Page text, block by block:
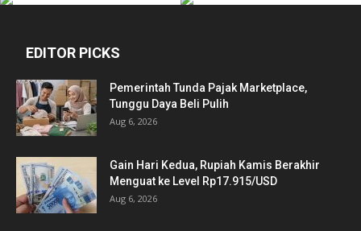
EDITOR PICKS
Pemerintah Tunda Pajak Marketplace,
Tunggu Daya Beli Pulih
Aug 6, 2026
Gain Hari Kedua, Rupiah Kamis Berakhir
Menguat ke Level Rp17.915/USD
Aug 6, 2026